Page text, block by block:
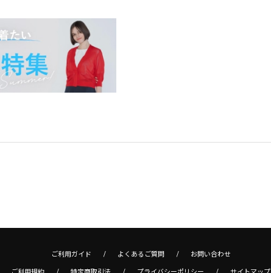
ご利用ガイド よくあるご質問 お問い合わせ